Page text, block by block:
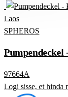
Laos
SPHEROS
97664A
Logi sisse, et hinda